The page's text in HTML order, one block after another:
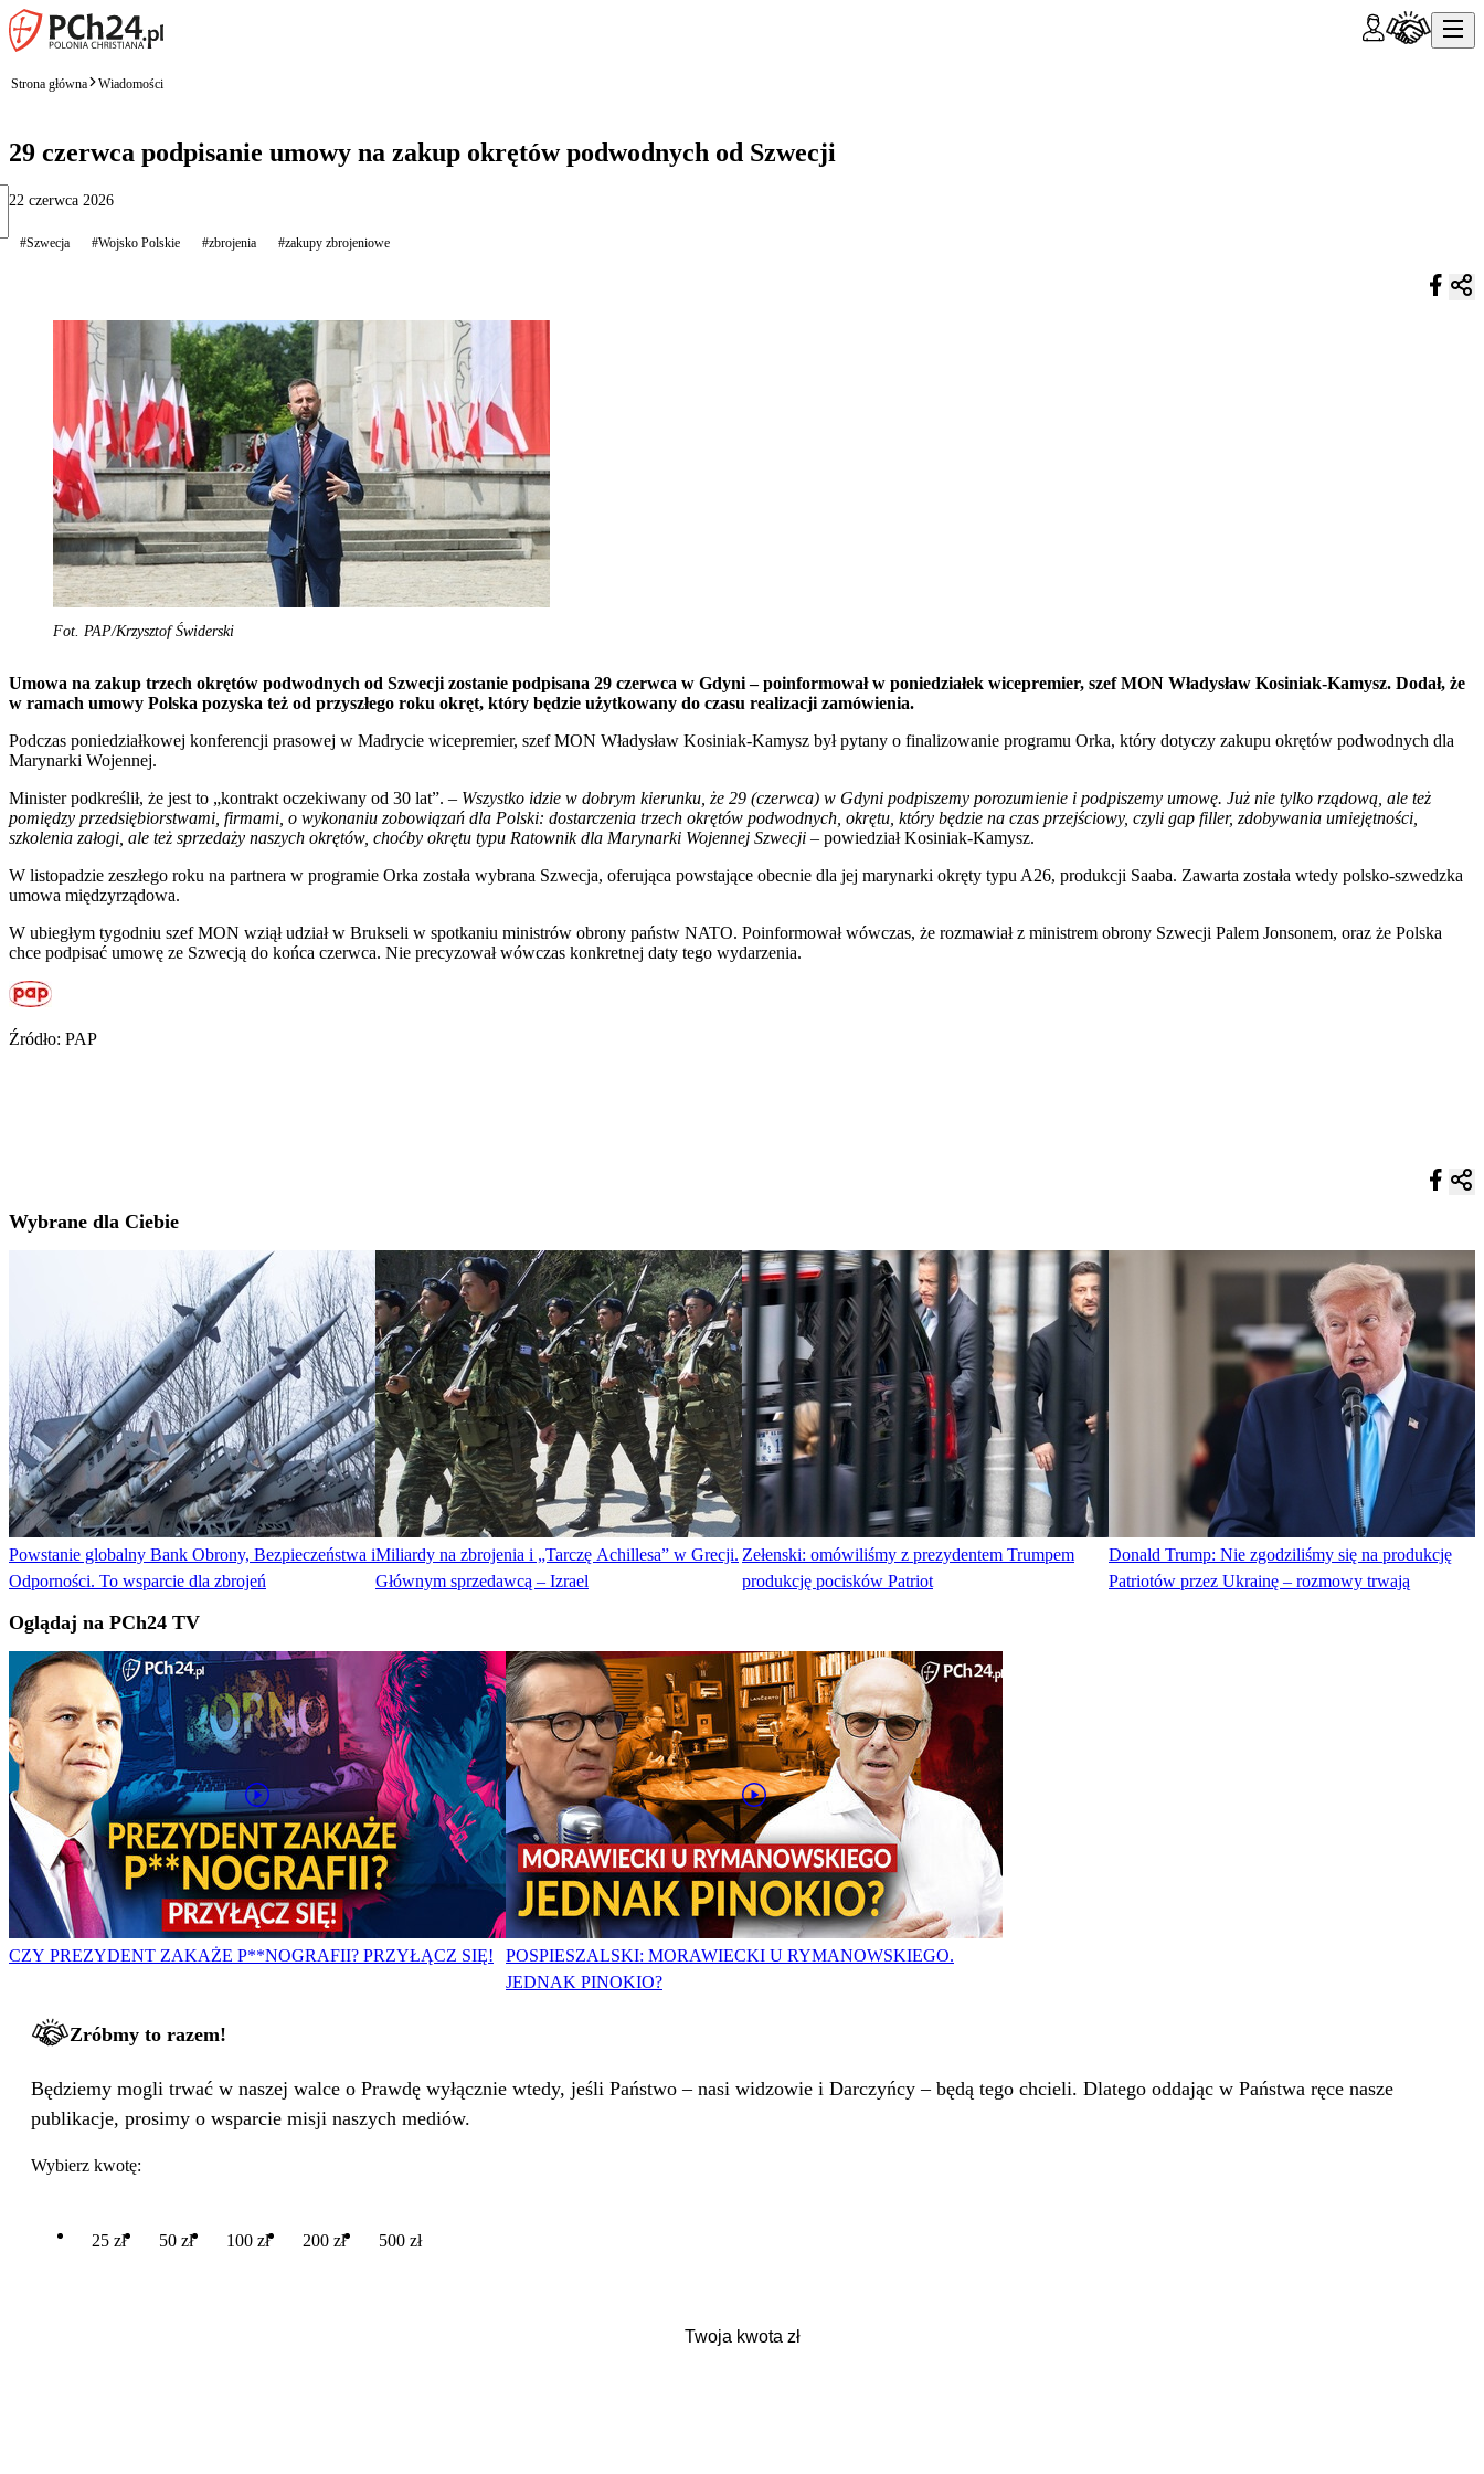
Strona główna Wiadomości
29 czerwca podpisanie umowy na zakup okrętów podwodnych od Szwecji
22 czerwca 2026
#Szwecja #Wojsko Polskie #zbrojenia #zakupy zbrojeniowe
Fot. PAP/Krzysztof Świderski
Umowa na zakup trzech okrętów podwodnych od Szwecji zostanie podpisana 29 czerwca w Gdyni – poinformował w poniedziałek wicepremier, szef MON Władysław Kosiniak-Kamysz. Dodał, że
w ramach umowy Polska pozyska też od przyszłego roku okręt, który będzie użytkowany do czasu realizacji zamówienia.
Podczas poniedziałkowej konferencji prasowej w Madrycie wicepremier, szef MON Władysław Kosiniak-Kamysz był pytany o finalizowanie programu Orka, który dotyczy zakupu okrętów podwodnych dla
Marynarki Wojennej.
Minister podkreślił, że jest to „kontrakt oczekiwany od 30 lat”. – Wszystko idzie w dobrym kierunku, że 29 (czerwca) w Gdyni podpiszemy porozumienie i podpiszemy umowę. Już nie tylko rządową, ale też
pomiędzy przedsiębiorstwami, firmami, o wykonaniu zobowiązań dla Polski: dostarczenia trzech okrętów podwodnych, okrętu, który będzie na czas przejściowy, czyli gap filler, zdobywania umiejętności,
szkolenia załogi, ale też sprzedaży naszych okrętów, choćby okrętu typu Ratownik dla Marynarki Wojennej Szwecji – powiedział Kosiniak-Kamysz.
W listopadzie zeszłego roku na partnera w programie Orka została wybrana Szwecja, oferująca powstające obecnie dla jej marynarki okręty typu A26, produkcji Saaba. Zawarta została wtedy polsko-szwedzka
umowa międzyrządowa.
W ubiegłym tygodniu szef MON wziął udział w Brukseli w spotkaniu ministrów obrony państw NATO. Poinformował wówczas, że rozmawiał z ministrem obrony Szwecji Palem Jonsonem, oraz że Polska
chce podpisać umowę ze Szwecją do końca czerwca. Nie precyzował wówczas konkretnej daty tego wydarzenia.
Źródło: PAP
Wybrane dla Ciebie
Powstanie globalny Bank Obrony, Bezpieczeństwa i
Odporności. To wsparcie dla zbrojeń
Miliardy na zbrojenia i „Tarczę Achillesa” w Grecji.
Głównym sprzedawcą – Izrael
Zełenski: omówiliśmy z prezydentem Trumpem
produkcję pocisków Patriot
Donald Trump: Nie zgodziliśmy się na produkcję
Patriotów przez Ukrainę – rozmowy trwają
Oglądaj na PCh24 TV
CZY PREZYDENT ZAKAŻE P**NOGRAFII? PRZYŁĄCZ SIĘ!
POSPIESZALSKI: MORAWIECKI U RYMANOWSKIEGO.
JEDNAK PINOKIO?
Zróbmy to razem!
Będziemy mogli trwać w naszej walce o Prawdę wyłącznie wtedy, jeśli Państwo – nasi widzowie i Darczyńcy – będą tego chcieli. Dlatego oddając w Państwa ręce nasze
publikacje, prosimy o wsparcie misji naszych mediów.
Wybierz kwotę:
25 zł 50 zł 100 zł 200 zł 500 zł